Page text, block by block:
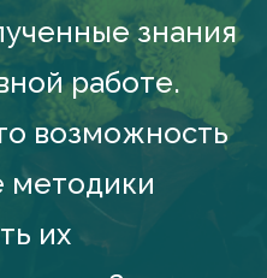
знания
работе.
возможность
методики
их